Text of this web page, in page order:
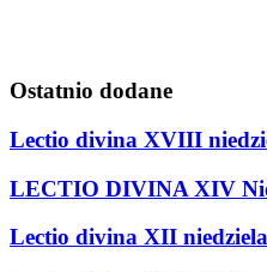
Ostatnio dodane
Lectio divina XVIII
LECTIO DIVINA XIV
Lectio divina XII